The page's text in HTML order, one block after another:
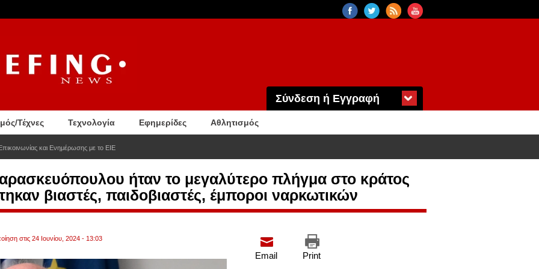
Σύνδεση ή Εγγραφή
Τέχνες Τεχνολογία Εφημερίδες Αθλητισμός
και Ενημέρωσης με το ΕΙΕ
ήταν το μεγαλύτερο πλήγμα στο κράτος
βιαστές, παιδοβιαστές, έμποροι ναρκωτικών
στις 24 Ιουνίου, 2024 - 13:03
Print
Email